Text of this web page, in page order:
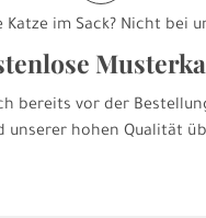
Katze im Sack? Nicht bei
bereits vor der
unserer hohen Qualität